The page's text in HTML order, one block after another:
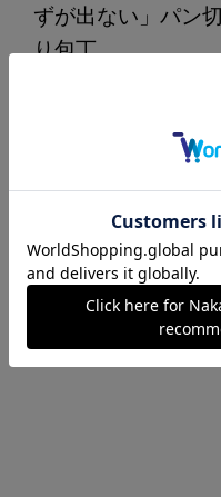
ずが出ない」パン切
り包丁
カートに入れる
あとで買う
2